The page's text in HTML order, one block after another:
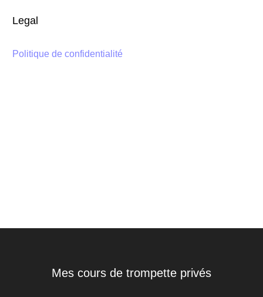
Legal
Politique de confidentialité
Mes cours de trompette privés